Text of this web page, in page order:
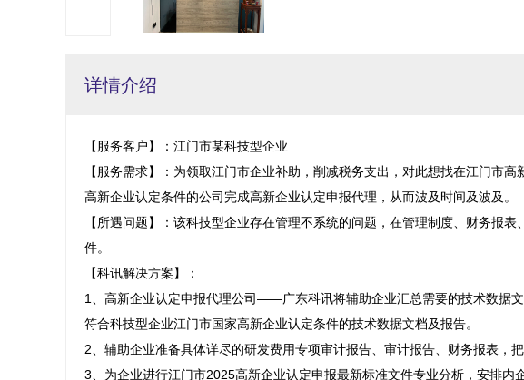
详情介绍
【服务客户】：江门市某科技型企业
【服务需求】：为领取江门市企业补助，削减税务支出，对此想找在江门市
高新企业认定条件的公司完成高新企业认定申报代理，从而波及时间及波及。
【所遇问题】：该科技型企业存在管理不系统的问题，在管理制度、财务报
件。
【科讯解决方案】：
1、高新企业认定申报代理公司——广东科讯将辅助企业汇总需要的技术数据
符合科技型企业江门市国家高新企业认定条件的技术数据文档及报告。
2、辅助企业准备具体详尽的研发费用专项审计报告、审计报告、财务报表，
3、为企业进行江门市2025高新企业认定申报最新标准文件专业分析，安排内